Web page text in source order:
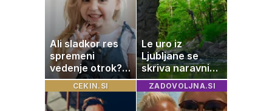
Ali sladkor res
spremeni
vedenje otrok?
Znanost ponuja
presenetljiv
odgovor
Le uro iz
Ljubljane se
skriva naravni
čudež, ki je kot
ustvarjen za
družinski izlet
CEKIN.SI ZADOVOLJNA.SI